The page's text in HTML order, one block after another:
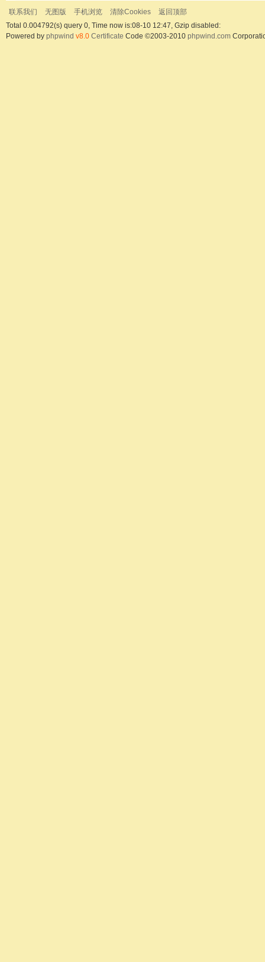
联系我们 无图版 手机浏览 清除Cookies
返回顶部
Total 0.004792(s) query 0, Time now is:08-10 12:47, Gzip disabled:
Powered by phpwind v8.0 Certificate Code ©2003-2010 phpwind.com